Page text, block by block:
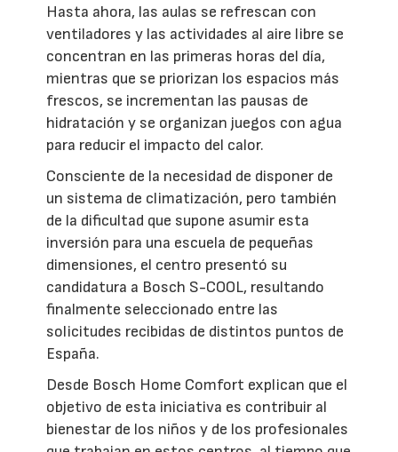
Hasta ahora, las aulas se refrescan con
ventiladores y las actividades al aire libre se
concentran en las primeras horas del día,
mientras que se priorizan los espacios más
frescos, se incrementan las pausas de
hidratación y se organizan juegos con agua
para reducir el impacto del calor.
Consciente de la necesidad de disponer de
un sistema de climatización, pero también
de la dificultad que supone asumir esta
inversión para una escuela de pequeñas
dimensiones, el centro presentó su
candidatura a Bosch S-COOL, resultando
finalmente seleccionado entre las
solicitudes recibidas de distintos puntos de
España.
Desde Bosch Home Comfort explican que el
objetivo de esta iniciativa es contribuir al
bienestar de los niños y de los profesionales